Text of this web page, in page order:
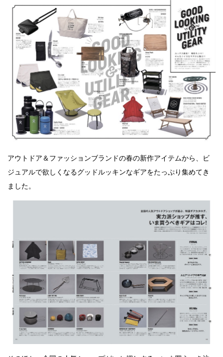
アウトドア＆ファッションブランドの春の新作アイテムから、ビ
ジュアルで欲しくなるグッドルッキンなギアをたっぷり集めてき
ました。